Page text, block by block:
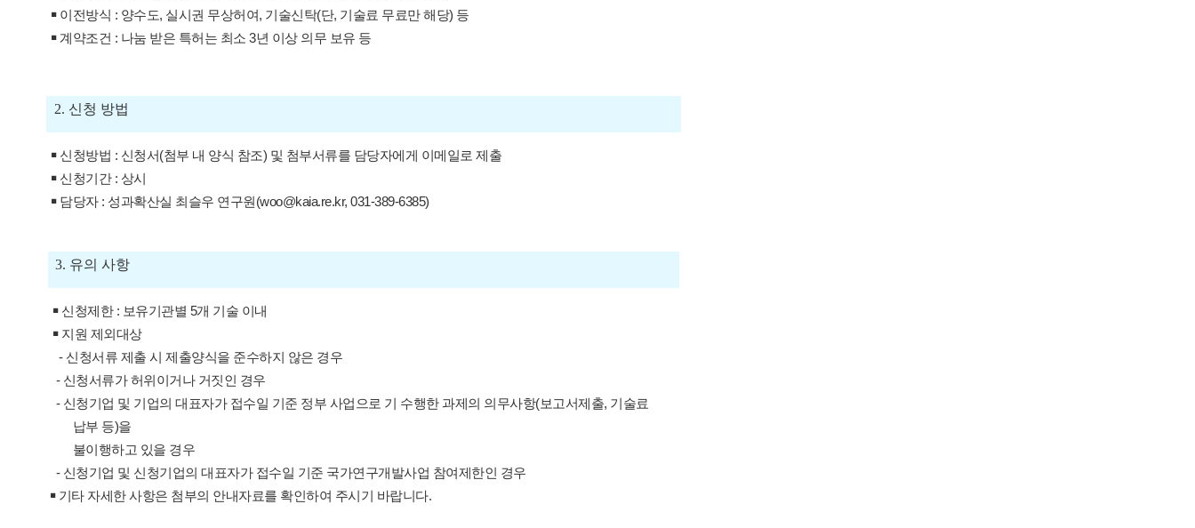
￭ 이전방식 : 양수도, 실시권 무상허여, 기술신탁(단, 기술료 무료만 해당) 등
￭ 계약조건 : 나눔 받은 특허는 최소 3년 이상 의무 보유 등
2. 신청 방법
￭ 신청방법 : 신청서(첨부 내 양식 참조) 및 첨부서류를 담당자에게 이메일로 제출
￭ 신청기간 : 상시
​ ​￭ 담당자 : 성과확산실 최슬우 연구원(woo@kaia.re.kr, 031-389-6385)
3. 유의 사항
￭ 신청제한 : 보유기관별 5개 기술 이내
￭ 지원 제외대상
- 신청서류 제출 시 제출양식을 준수하지 않은 경우
- 신청서류가 허위이거나 거짓인 경우
- 신청기업 및 기업의 대표자가 접수일 기준 정부 사업으로 기 수행한 과제의 의무사항(보고서제출, 기술료
납부 등)을
불이행하고 있을 경우
- ​신청기업 및 신청기업의 대표자가 접수일 기준 국가연구개발사업 참여제한인 경우
￭ 기타 자세한 사항은 첨부의 안내자료를 확인하여 주시기 바랍니다.